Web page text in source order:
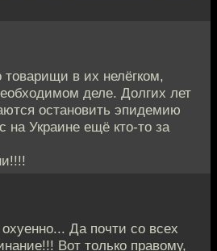
в их нелёгком,
деле. Долгих лет
остановить эпидемию
на Украине ещё кто-то за
Да почти со всех
Вот только правому,